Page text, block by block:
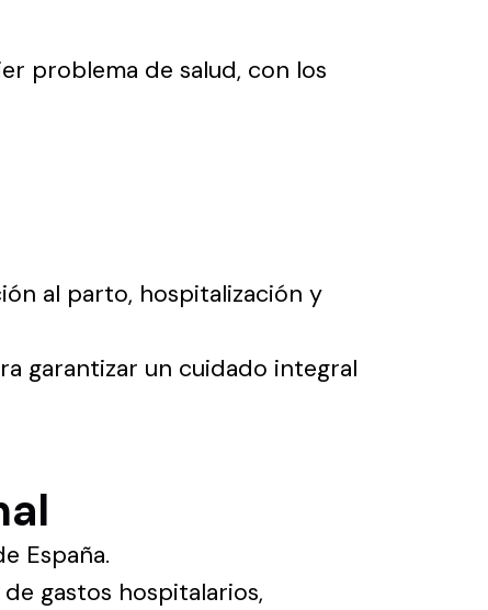
problema de salud, con los
al parto, hospitalización y
garantizar un cuidado integral
España.
gastos hospitalarios,